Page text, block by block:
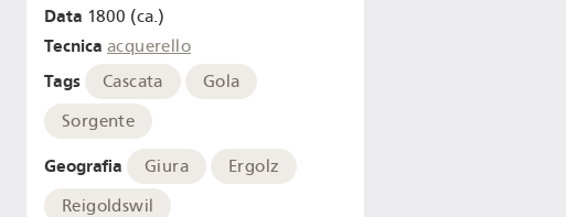
Data 1800 (ca.)
Tecnica acquerello
Tags Cascata
Gola
Sorgente
Geografia Giura
Ergolz
Reigoldswil